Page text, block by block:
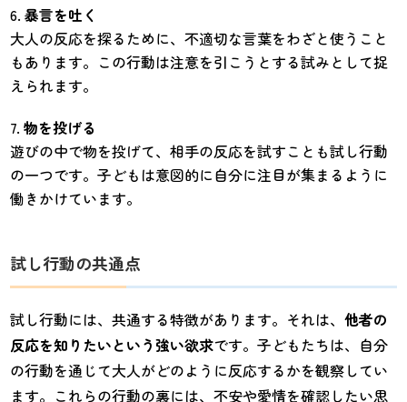
暴言を吐く
大人の反応を探るために、不適切な言葉をわざと使うこと
もあります。この行動は注意を引こうとする試みとして捉
えられます。
物を投げる
遊びの中で物を投げて、相手の反応を試すことも試し行動
の一つです。子どもは意図的に自分に注目が集まるように
働きかけています。
試し行動の共通点
試し行動には、共通する特徴があります。それは、他者の
反応を知りたいという強い欲求です。子どもたちは、自分
の行動を通じて大人がどのように反応するかを観察してい
ます。これらの行動の裏には、不安や愛情を確認したい思